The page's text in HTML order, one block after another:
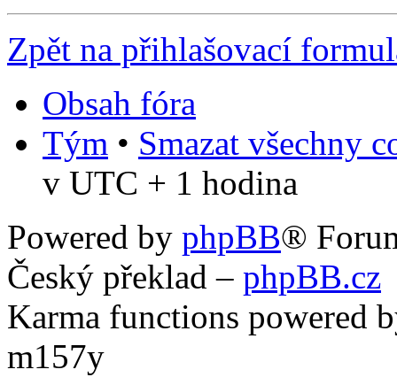
Zpět na přihlašovací
Obsah fóra
Tým • Smazat všechny
v UTC + 1 hodina
Powered by phpBB®
Český překlad – phpBB.cz
Karma functions powered
m157y